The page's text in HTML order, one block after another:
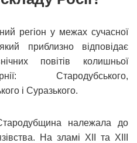
регіон у межах сучасної
приблизно відповідає
повітів колишньої
Стародубського,
і Суразького.
належала до
На зламі ХІІ та ХІІІ